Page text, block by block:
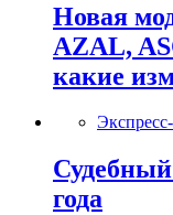
Новая
AZAL,
какие
Судебный
года